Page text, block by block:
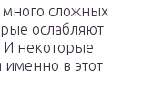
много сложных
ослабляют
И некоторые
именно в этот